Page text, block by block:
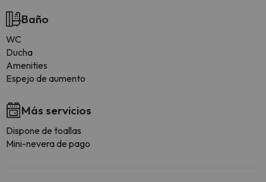
Baño
WC
Ducha
Amenities
Espejo de aumento
Más servicios
Dispone de toallas
Mini-nevera de pago